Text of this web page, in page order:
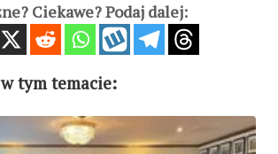
Ciekawe? Podaj dalej:
tym temacie: